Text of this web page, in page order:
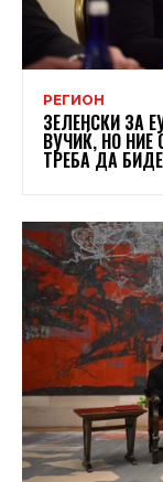
РЕГИОН
ЗЕЛЕНСКИ ЗА
ВУЧИЌ, НО НИЕ
ТРЕБА ДА